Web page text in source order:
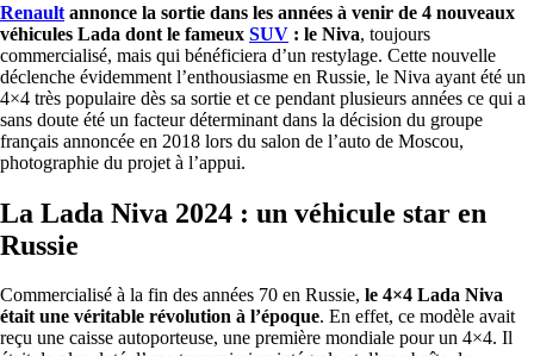
Renault annonce la sortie dans les années à venir de 4 nouveaux
véhicules Lada dont le fameux SUV : le Niva, toujours
commercialisé, mais qui bénéficiera d’un restylage. Cette nouvelle
déclenche évidemment l’enthousiasme en Russie, le Niva ayant été un
4×4 très populaire dès sa sortie et ce pendant plusieurs années ce qui a
sans doute été un facteur déterminant dans la décision du groupe
français annoncée en 2018 lors du salon de l’auto de Moscou,
photographie du projet à l’appui.
La Lada Niva 2024 : un véhicule star en
Russie
Commercialisé à la fin des années 70 en Russie, le 4×4 Lada Niva
était une véritable révolution à l’époque. En effet, ce modèle avait
reçu une caisse autoporteuse, une première mondiale pour un 4×4. Il